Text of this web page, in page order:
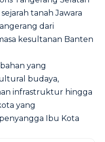
tanah Jawara
dari
kesultanan Banten
yang
budaya,
infrastruktur hingga
yang
Ibu Kota